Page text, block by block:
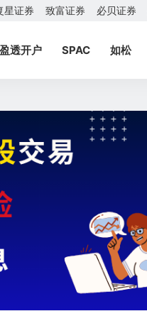
星证券 致富证券 必贝证券
盈透开户 SPAC 如松